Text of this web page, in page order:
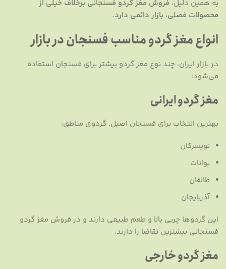
به همین دلیل، فروش مغز گردو فسنجانی برخلاف خیلی از
محصولات فصلی، بازار دائمی دارد.
انواع مغز گردو مناسب فسنجان در بازار
در بازار ایران، چند نوع مغز گردو بیشتر برای فسنجان استفاده
می‌شود:
مغز گردو ایرانی
بهترین انتخاب برای فسنجان اصیل. گردوی مناطق:
تویسرکان
بوانات
طالقان
آذربایجان
این گردوها چربی بالا و طعم طبیعی دارند و در فروش مغز گردو
فسنجانی بیشترین تقاضا را دارند.
مغز گردو خارجی